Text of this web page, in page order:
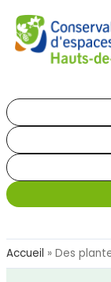
Accueil » Des